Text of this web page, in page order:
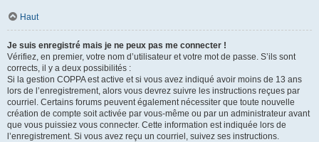
Haut
Je suis enregistré mais je ne peux pas me connecter !
Vérifiez, en premier, votre nom d’utilisateur et votre mot de passe. S’ils sont
corrects, il y a deux possibilités :
Si la gestion COPPA est active et si vous avez indiqué avoir moins de 13 ans
lors de l’enregistrement, alors vous devrez suivre les instructions reçues par
courriel. Certains forums peuvent également nécessiter que toute nouvelle
création de compte soit activée par vous-même ou par un administrateur avant
que vous puissiez vous connecter. Cette information est indiquée lors de
l’enregistrement. Si vous avez reçu un courriel, suivez ses instructions.